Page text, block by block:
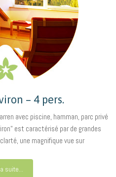
– 4 pers.
avec piscine, hamman, parc privé
est caractérisé par de grandes
une magnifique vue sur
suite...